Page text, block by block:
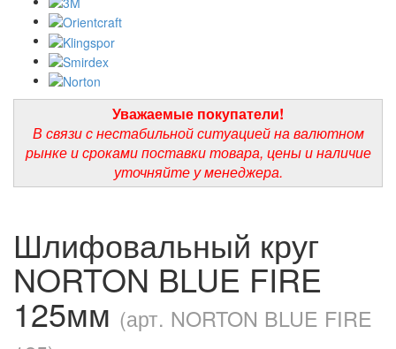
Уважаемые покупатели!
В связи с нестабильной ситуацией на валютном
рынке и сроками поставки товара, цены и наличие
уточняйте у менеджера.
Шлифовальный круг
NORTON BLUE FIRE
125мм (арт. NORTON BLUE FIRE